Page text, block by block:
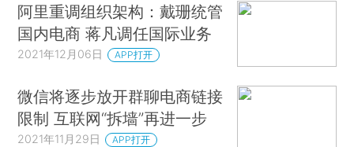
阿里重调组织架构：戴珊统管
国内电商 蒋凡调任国际业务
2021年12月06日 APP打开
微信将逐步放开群聊电商链接
限制 互联网“拆墙”再进一步
2021年11月29日 APP打开